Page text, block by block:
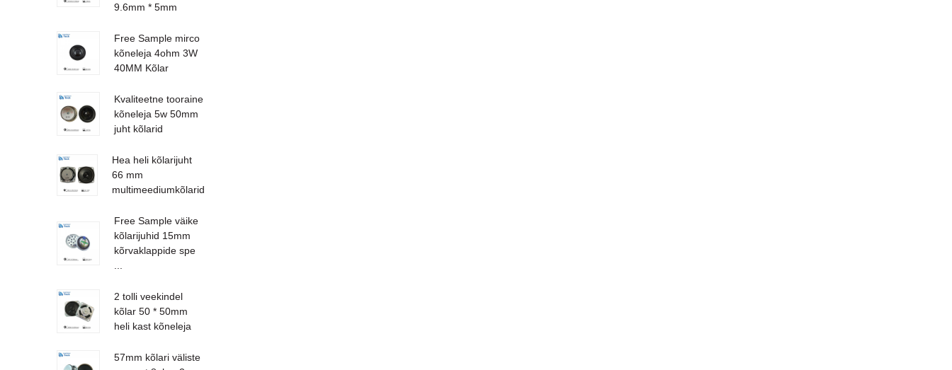
9.6mm * 5mm
Free Sample mirco
kõneleja 4ohm 3W
40MM Kõlar
Kvaliteetne tooraine
kõneleja 5w 50mm
juht kõlarid
Hea heli kõlarijuht
66 mm
multimeediumkõlarid
Free Sample väike
kõlarijuhid 15mm
kõrvaklappide spe
2 tolli veekindel
kõlar 50 * 50mm
heli kast kõneleja
57mm kõlari väliste